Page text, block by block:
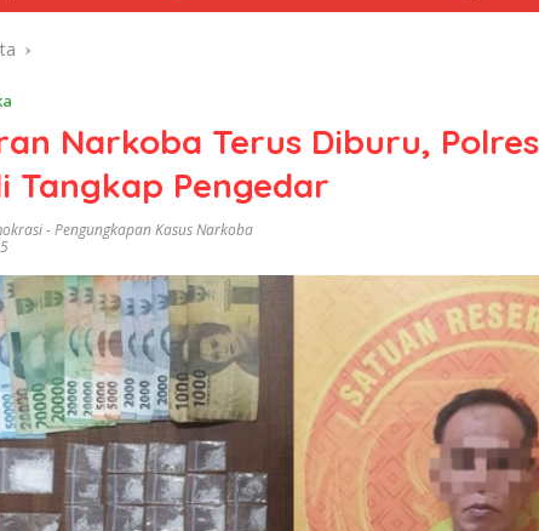
Narkoba Terus Diburu,
Tangkap Pengedar
-Pengungkapan Kasus Narkoba